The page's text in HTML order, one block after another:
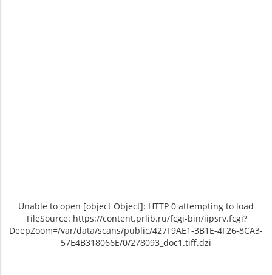
Unable to open [object Object]: HTTP 0 attempting to load
TileSource: https://content.prlib.ru/fcgi-bin/iipsrv.fcgi?
DeepZoom=/var/data/scans/public/427F9AE1-3B1E-4F26-8CA3-
57E4B318066E/0/278093_doc1.tiff.dzi